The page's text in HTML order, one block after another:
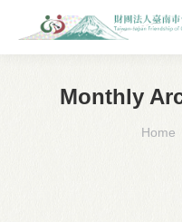
Monthly
You
Home